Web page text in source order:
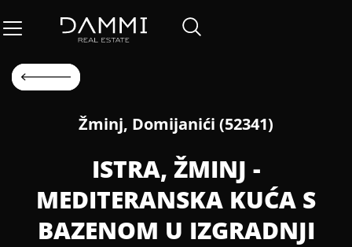
Žminj, Domijanići (52341)
ISTRA, ŽMINJ -
MEDITERANSKA KUĆA S
BAZENOM U IZGRADNJI